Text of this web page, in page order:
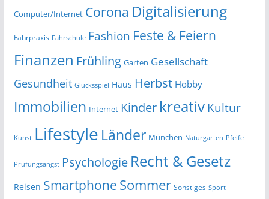
Computer/Internet Corona Digitalisierung
Fahrpraxis Fahrschule Fashion Feste & Feiern
Finanzen Frühling Garten Gesellschaft
Gesundheit Glücksspiel Haus Herbst Hobby
Immobilien Internet Kinder kreativKultur
Kunst Lifestyle Länder München Naturgarten Pfeife
Prüfungsangst Psychologie Recht & Gesetz
Reisen Smartphone Sommer Sonstiges Sport